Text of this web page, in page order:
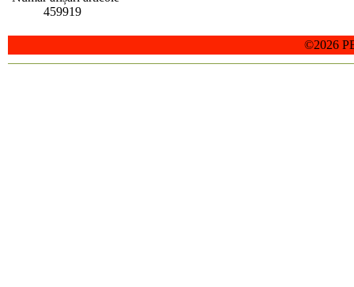
459919
©2026